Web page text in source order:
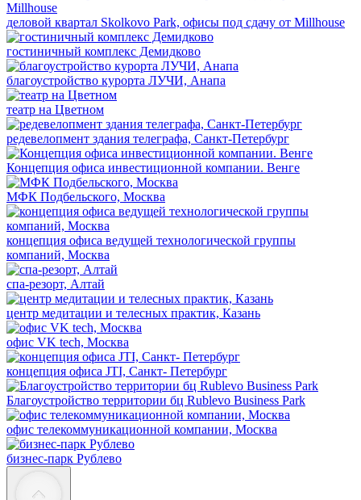
деловой квартал Skolkovo Park, офисы под сдачу от Millhouse
гостиничный комплекс Демидково
благоустройство курорта ЛУЧИ, Анапа
театр на Цветном
редевелопмент здания телеграфа, Санкт-Петербург
Концепция офиса инвестиционной компании. Венге
МФК Подбельского, Москва
концепция офиса ведущей технологической группы
компаний, Москва
спа-резорт, Алтай
центр медитации и телесных практик, Казань
офис VK tech, Москва
концепция офиса JTI, Санкт- Петербург
Благоустройство территории бц Rublevo Business Park
офис телекоммуникационной компании, Москва
бизнес-парк Рублево